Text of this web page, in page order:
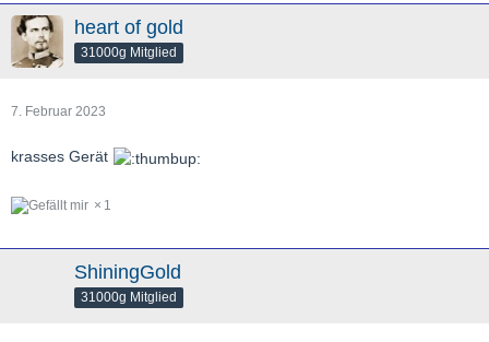
heart of gold
31000g Mitglied
7. Februar 2023
krasses Gerät
1
ShiningGold
31000g Mitglied